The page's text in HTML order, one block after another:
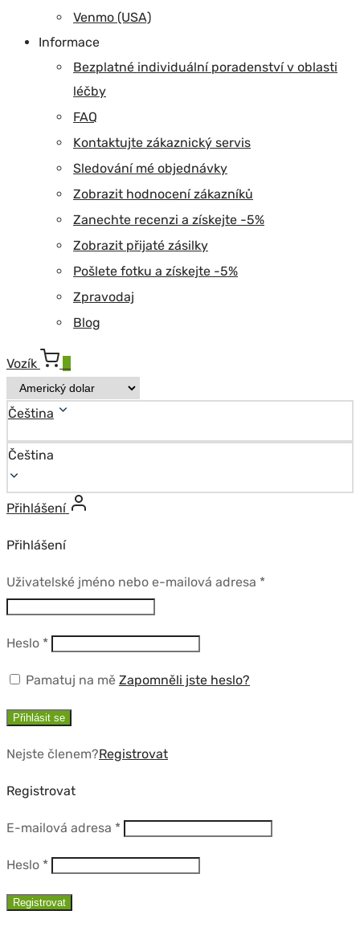
Venmo (USA)
Informace
Bezplatné individuální poradenství v oblasti
léčby
FAQ
Kontaktujte zákaznický servis
Sledování mé objednávky
Zobrazit hodnocení zákazníků
Zanechte recenzi a získejte -5%
Zobrazit přijaté zásilky
Pošlete fotku a získejte -5%
Zpravodaj
Blog
Vozík
Čeština
Čeština
Přihlášení
Přihlášení
Uživatelské jméno nebo e-mailová adresa *Povinné
Heslo *Povinné
Pamatuj na mě Zapomněli jste heslo?
Přihlásit se
Nejste členem?Registrovat
Registrovat
E-mailová adresa *Povinné
Heslo *Povinné
Registrovat